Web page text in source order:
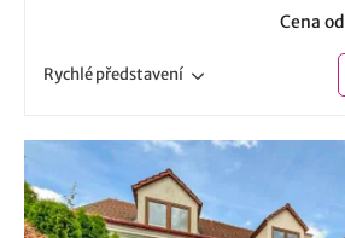
Cena od
Rychlépředstavení